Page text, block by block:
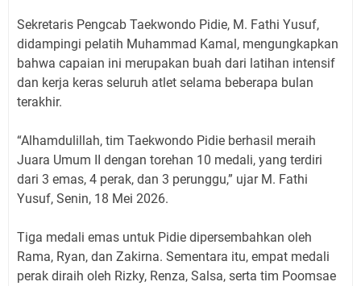
​Sekretaris Pengcab Taekwondo Pidie, M. Fathi Yusuf,
didampingi pelatih Muhammad Kamal, mengungkapkan
bahwa capaian ini merupakan buah dari latihan intensif
dan kerja keras seluruh atlet selama beberapa bulan
terakhir.
​“Alhamdulillah, tim Taekwondo Pidie berhasil meraih
Juara Umum II dengan torehan 10 medali, yang terdiri
dari 3 emas, 4 perak, dan 3 perunggu,” ujar M. Fathi
Yusuf, Senin, 18 Mei 2026.
​Tiga medali emas untuk Pidie dipersembahkan oleh
Rama, Ryan, dan Zakirna. Sementara itu, empat medali
perak diraih oleh Rizky, Renza, Salsa, serta tim Poomsae